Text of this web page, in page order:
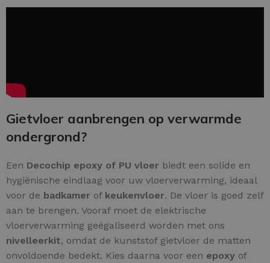
Gietvloer aanbrengen op verwarmde
ondergrond?
Een Decochip epoxy of PU vloer biedt een solide en
hygiënische eindlaag voor uw vloerverwarming, ideaal
voor de badkamer of keukenvloer. De vloer is goed zelf
aan te brengen. Vooraf moet de elektrische
vloerverwarming geëgaliseerd worden met ons
nivelleerkit, omdat de kunststof gietvloer de matten
onvoldoende bedekt. Kies daarna voor een epoxy of